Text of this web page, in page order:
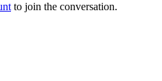
to join the conversation.